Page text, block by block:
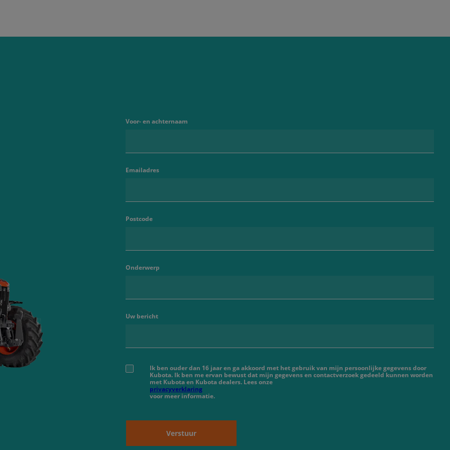
Voor- en achternaam
Emailadres
Postcode
Onderwerp
Uw bericht
Ik ben ouder dan 16 jaar en ga akkoord met het gebruik van mijn persoonlijke gegevens door
Kubota. Ik ben me ervan bewust dat mijn gegevens en contactverzoek gedeeld kunnen worden
met Kubota en Kubota dealers. Lees onze
privacyverklaring
voor meer informatie.
Verstuur